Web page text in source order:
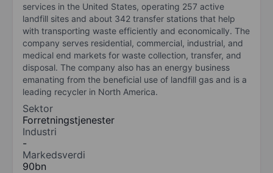
services in the United States, operating 257 active
landfill sites and about 342 transfer stations that help
with transporting waste efficiently and economically. The
company serves residential, commercial, industrial, and
medical end markets for waste collection, transfer, and
disposal. The company also has an energy business
emanating from the beneficial use of landfill gas and is a
leading recycler in North America.
Sektor
Forretningstjenester
Industri
-
Markedsverdi
90bn